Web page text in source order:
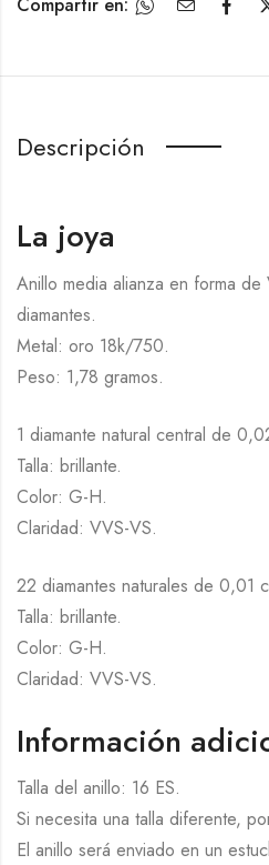
Descripción
La joya
Anillo media alianza en forma
diamantes.
Metal: oro 18k/750.
Peso: 1,78 gramos.
1 diamante natural central de
Talla: brillante.
Color: G-H.
Claridad: VVS-VS.
22 diamantes naturales de 0,01
Talla: brillante.
Color: G-H.
Claridad: VVS-VS.
Información
Talla del anillo: 16 ES.
Si necesita una talla diferente,
El anillo será enviado en un